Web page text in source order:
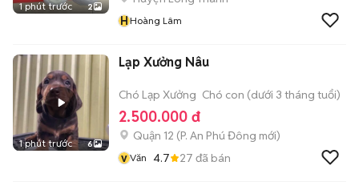
1 phút trước 2
HHoàng Lâm
1 phút trước 6
Lạp Xưởng Nâu
Chó Lạp Xưởng Chó con (dưới 3 tháng tuổi)
2.500.000 đ
Quận 12 (P. An Phú Đông mới)
v Văn 4.7 27 đã bán